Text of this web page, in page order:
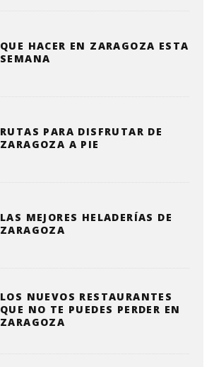
QUE HACER EN ZARAGOZA ESTA
SEMANA
RUTAS PARA DISFRUTAR DE
ZARAGOZA A PIE
LAS MEJORES HELADERÍAS DE
ZARAGOZA
LOS NUEVOS RESTAURANTES
QUE NO TE PUEDES PERDER EN
ZARAGOZA